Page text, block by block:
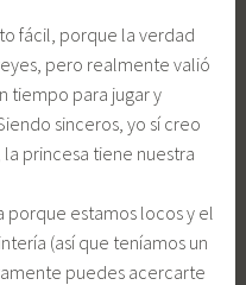
fácil, porque la verdad
pero realmente valió
tiempo para jugar y
sinceros, yo sí creo
princesa tiene nuestra
porque estamos locos y el
(así que teníamos un
puedes acercarte